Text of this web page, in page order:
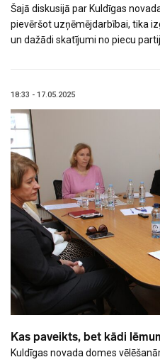
Šajā diskusijā par Kuldīgas
pievēršot uzņēmējdarbībai, tika
un dažādi skatījumi no piecu
Kas paveikts, bet kādi
Kuldīgas novada domes
18:33 - 17.05.2025